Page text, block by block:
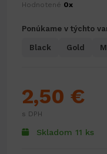
Hodnotené 0x
Ponúkame v týchto
Black Gold
Skladom 11 ks
2,50 €
s DPH